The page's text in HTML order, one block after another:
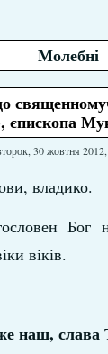
Молебні
єпископа
30 жовтня
владико.
віків.
наш, слава